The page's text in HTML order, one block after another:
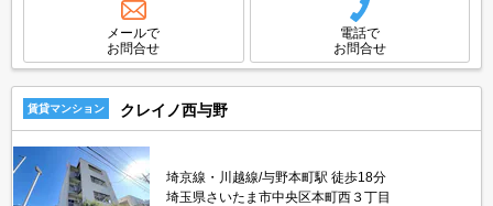
期費用）クレジット決済可。管理物件につき即日審査OK。
メールで
お問合せ
電話で
お問合せ
賃貸マンション クレイノ西与野
埼京線・川越線/与野本町駅 徒歩18分
埼玉県さいたま市中央区本町西３丁目